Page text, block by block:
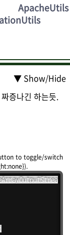
▼ Show/Hide
증나긴 하는듯.
to toggle/switch